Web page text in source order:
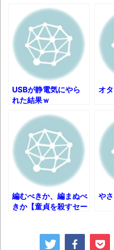
お前らの身体の悩
「アメリカのヤン
を売った結果ｗｗｗ
【読書感想】山野
落ちるまで』
映画ちいかわ観に
す(若干ネタバレあり)
マケイン9巻＆ア
独学で挑んだ2026
果速報（仮）
体験談：仕事で同
グループ会社の嫁子 [
葉月つばさちゃん
壊れたエアコンと
USBが静電気にやら
れた結果ｗ
オ
編むべきか、編まぬべ
きか【童貞を殺すセー
や